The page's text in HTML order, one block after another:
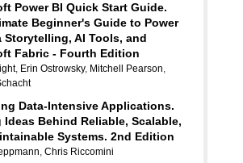
Power BI Quick Start Guide.
Beginner's Guide to Power
Storytelling, AI Tools, and
Fabric - Fourth Edition
, Erin Ostrowsky, Mitchell Pearson,
Data-Intensive Applications.
Ideas Behind Reliable, Scalable,
Systems. 2nd Edition
, Chris Riccomini